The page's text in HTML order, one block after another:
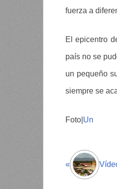
fuerza a
El epicentro
país no se
un pequeño
siempre se
Foto| Un
«